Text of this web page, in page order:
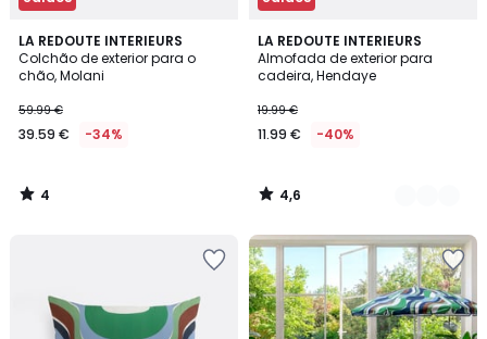
LA REDOUTE INTERIEURS
Colchão de exterior para o
chão, Molani
59.99 €
39.59 € -34%
4
/
5
4
/
LA REDOUTE INTERIEURS
Almofada de exterior para
cadeira, Hendaye
19.99 €
11.99 € -40%
4,6
/ 5
2
Cores
4,6
/